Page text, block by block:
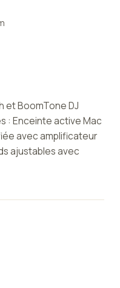
et BoomTone DJ
: Enceinte active Mac
avec amplificateur
ajustables avec
sonore
Class D et
stabilité et